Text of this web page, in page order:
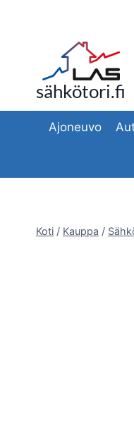
sähkötori.fi
Ajoneuvo
Koti / Kauppa /